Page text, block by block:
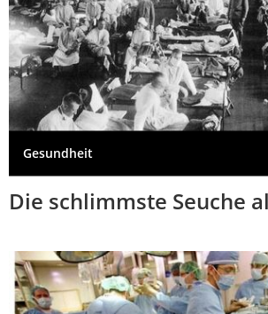
Gesundheit
Die schlimmste Seuche